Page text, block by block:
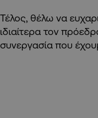
Τέλος, θέλω να
ιδιαίτερα τον
συνεργασία που